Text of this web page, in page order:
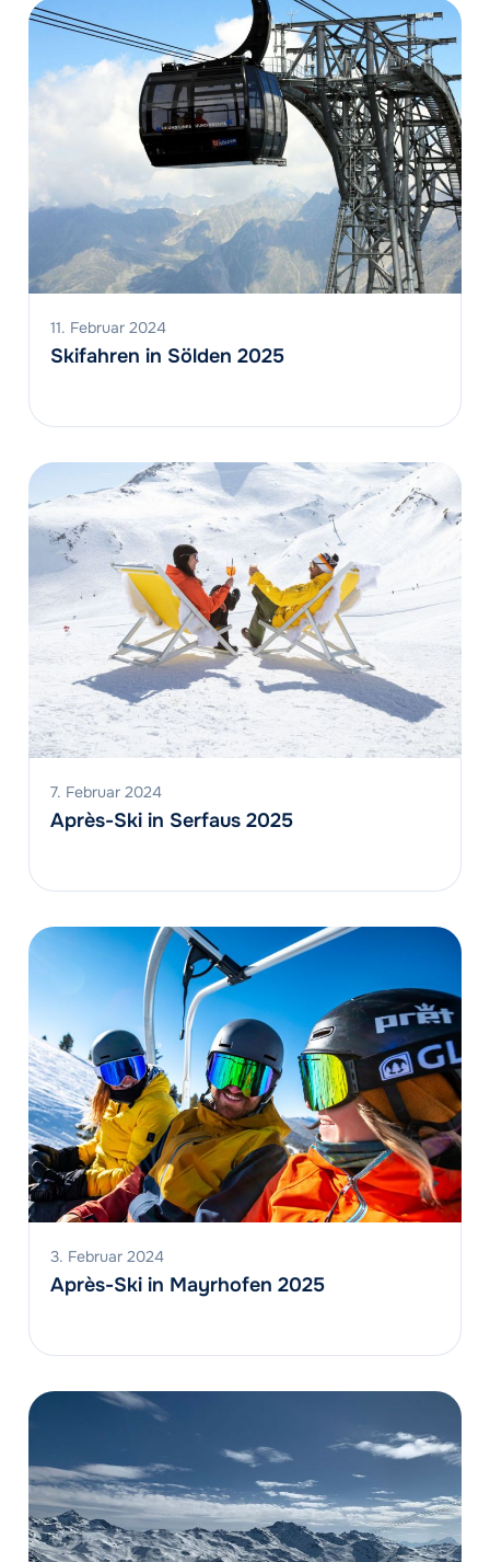
11. Februar 2024
Skifahren in Sölden 2025
7. Februar 2024
Après-Ski in Serfaus 2025
3. Februar 2024
Après-Ski in Mayrhofen 2025